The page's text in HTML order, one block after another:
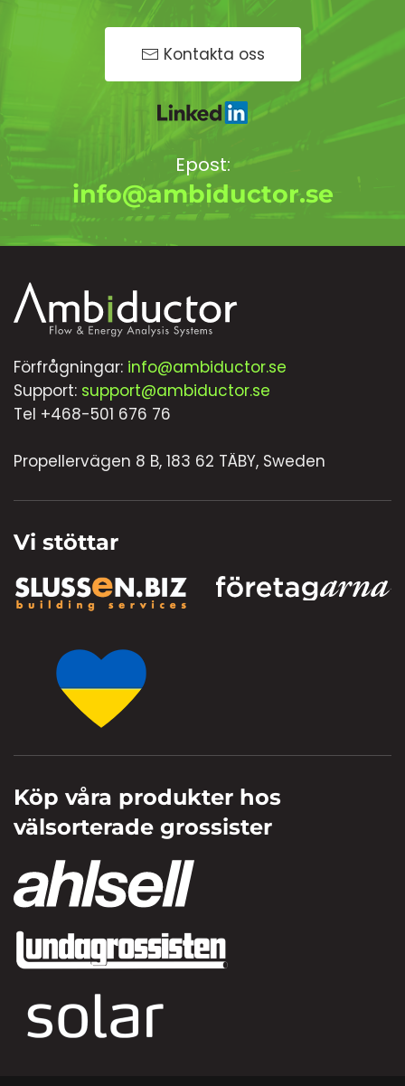
Kontakta oss
Epost:
info@ambiductor.se
Förfrågningar: info@ambiductor.se
Support: support@ambiductor.se
Tel +468-501 676 76
Propellervägen 8 B, 183 62 TÄBY, Sweden
Vi stöttar
Köp våra produkter hos
välsorterade grossister